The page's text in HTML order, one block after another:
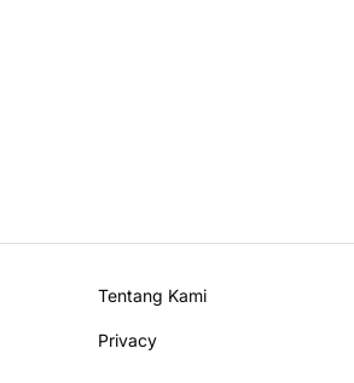
Tentang Kami
Privacy